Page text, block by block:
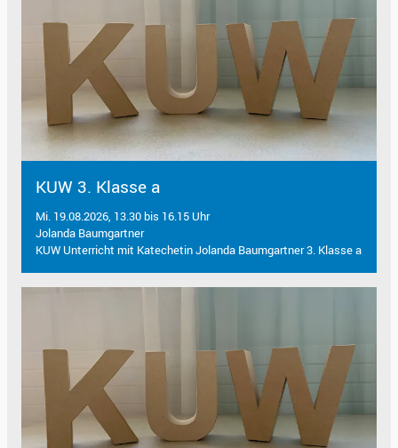
KUW 3. Klasse a
Mi. 19.08.2026, 13.30 bis 16.15 Uhr
Jolanda Baumgartner
KUW Unterricht mit Katechetin Jolanda Baumgartner 3. Klasse a